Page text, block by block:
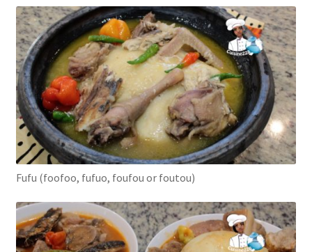
Fufu (foofoo, fufuo, foufou or foutou)